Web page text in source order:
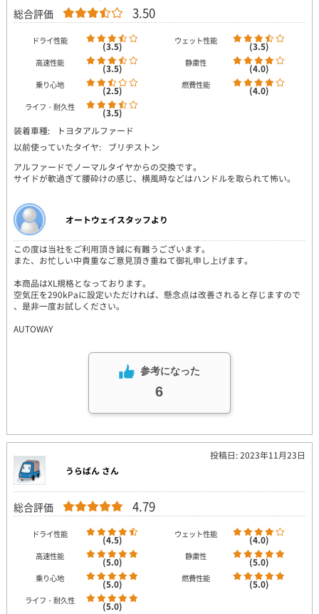
総合評価 3.50
ドライ性能 (3.5) ウェット性能 (3.5)
高速性能 (3.5) 静粛性 (4.0)
乗り心地 (2.5) 燃費性能 (4.0)
ライフ・耐久性
(3.5)
装着車種:
トヨタアルファード
以前使っていたタイヤ:
ブリヂストン
アルファードでノーマルタイヤからの交換です。
サイドが軟過ぎて腰砕けの感じ、横風時などはハンドルを取られて怖い。
オートウェイスタッフより
この度は当社をご利用頂き誠に有難うございます。
また、お忙しい中貴重なご意見頂き重ねて御礼申し上げます。
本商品はXL規格となっております。
空気圧を290kPaに設定いただければ、懸念点は改善されると存じますので
、是非一度お試しください。
AUTOWAY
参考になった
6
投稿日: 2023年11月23日
うらばん さん
総合評価 4.79
ドライ性能 (4.5) ウェット性能 (4.0)
高速性能 (5.0) 静粛性 (5.0)
乗り心地 (5.0) 燃費性能 (5.0)
ライフ・耐久性
(5.0)